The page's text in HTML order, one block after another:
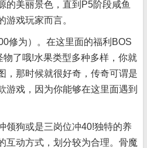
的美丽景色，直到P5阶段咸鱼
游戏玩家而言。
为）。在这里面的福利BOS
了哦!水果类型多种多样，你就
，那时候就很好奇，传奇可谓是
游戏，因为你能够在这里面遇到
狗或是三岗位冲40!独特的养
互动方式，划分较为合理。骨魔